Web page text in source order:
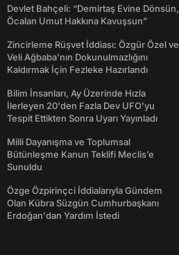
Devlet Bahçeli: “Demirtaş Evine Dönsün,
Öcalan Umut Hakkına Kavuşsun”
Zincirleme Rüşvet İddiası: Özgür Özel ve
Veli Ağbaba’nın Dokunulmazlığını
Kaldırmak İçin Fezleke Hazırlandı
Bilim İnsanları, Ay Üzerinde Hızla
İlerleyen 20'den Fazla Dev UFO'yu
Tespit Ettikten Sonra Uyarı Yayınladı
Milli Dayanışma ve Toplumsal
Bütünleşme Kanun Teklifi Meclis’e
Sunuldu
Özge Özpirinçci İddialarıyla Gündem
Olan Kübra Süzgün Cumhurbaşkanı
Erdoğan'dan Yardım İstedi